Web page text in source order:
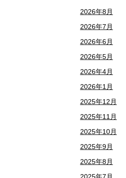
2026年8月
2026年7月
2026年6月
2026年5月
2026年4月
2026年1月
2025年12月
2025年11月
2025年10月
2025年9月
2025年8月